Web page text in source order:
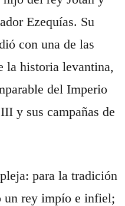
Ezequías. Su
con una de las
la historia levantina,
del Imperio
y sus campañas de
para la tradición
un rey impío e infiel;